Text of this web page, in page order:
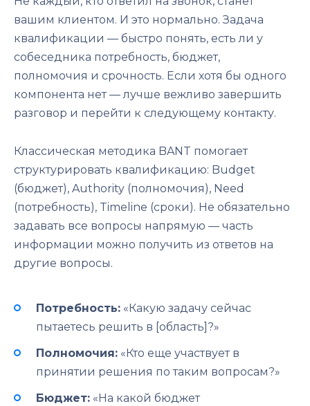
вашим клиентом. И это нормально. Задача
квалификации — быстро понять, есть ли у
собеседника потребность, бюджет,
полномочия и срочность. Если хотя бы одного
компонента нет — лучше вежливо завершить
разговор и перейти к следующему контакту.
Классическая методика BANT помогает
структурировать квалификацию: Budget
(бюджет), Authority (полномочия), Need
(потребность), Timeline (сроки). Не обязательно
задавать все вопросы напрямую — часть
информации можно получить из ответов на
другие вопросы.
Потребность: «Какую задачу сейчас
пытаетесь решить в [область]?»
Полномочия: «Кто еще участвует в
принятии решения по таким вопросам?»
Бюджет: «На какой бюджет